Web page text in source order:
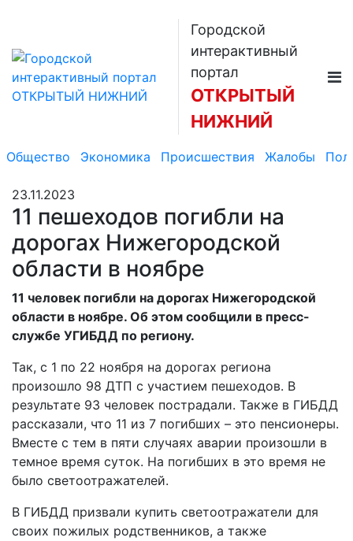
Городской
интерактивный
портал
ОТКРЫТЫЙ
НИЖНИЙ
Общество Экономика Происшествия Жалобы
23.11.2023
11 пешеходов погибли на
дорогах Нижегородской
области в ноябре
11 человек погибли на дорогах Нижегородской
области в ноябре. Об этом сообщили в пресс-
службе УГИБДД по региону.
Так, с 1 по 22 ноября на дорогах региона
произошло 98 ДТП с участием пешеходов. В
результате 93 человек пострадали. Также в ГИБДД
рассказали, что 11 из 7 погибших – это пенсионеры.
Вместе с тем в пяти случаях аварии произошли в
темное время суток. На погибших в это время не
было светоотражателей.
В ГИБДД призвали купить светоотражатели для
своих пожилых родственников, а также